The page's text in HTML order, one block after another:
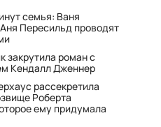
семья: Ваня
Пересильд проводят
закрутила роман с
Кендалл Дженнер
рассекретила
Роберта
ему придумала